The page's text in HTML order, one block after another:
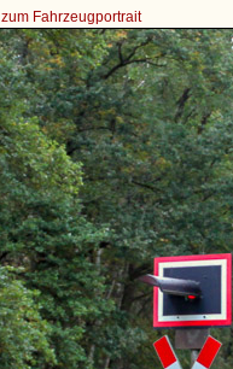
zum Fahrzeugportrait